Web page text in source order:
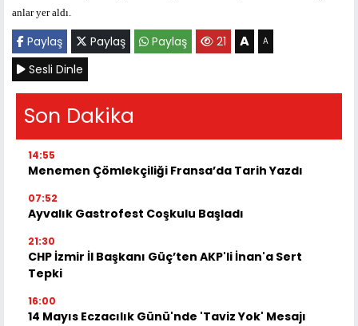
anlar yer aldı.
Paylaş Paylaş Paylaş 21 A A
Sesli Dinle
Son Dakika
14:55
Menemen Çömlekçiliği Fransa’da Tarih Yazdı
07:52
Ayvalık Gastrofest Coşkulu Başladı
21:30
CHP İzmir İl Başkanı Güç’ten AKP'li İnan'a Sert
Tepki
16:00
14 Mayıs Eczacılık Günü'nde 'Taviz Yok' Mesajı